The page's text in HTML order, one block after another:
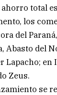
total
los
del
Abasto del
Lapacho; en
Zeus.
se